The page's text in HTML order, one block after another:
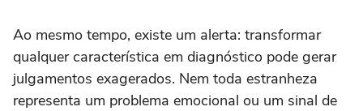
Ao mesmo tempo, existe um alerta: transformar
qualquer característica em diagnóstico pode gerar
julgamentos exagerados. Nem toda estranheza
representa um problema emocional ou um sinal de